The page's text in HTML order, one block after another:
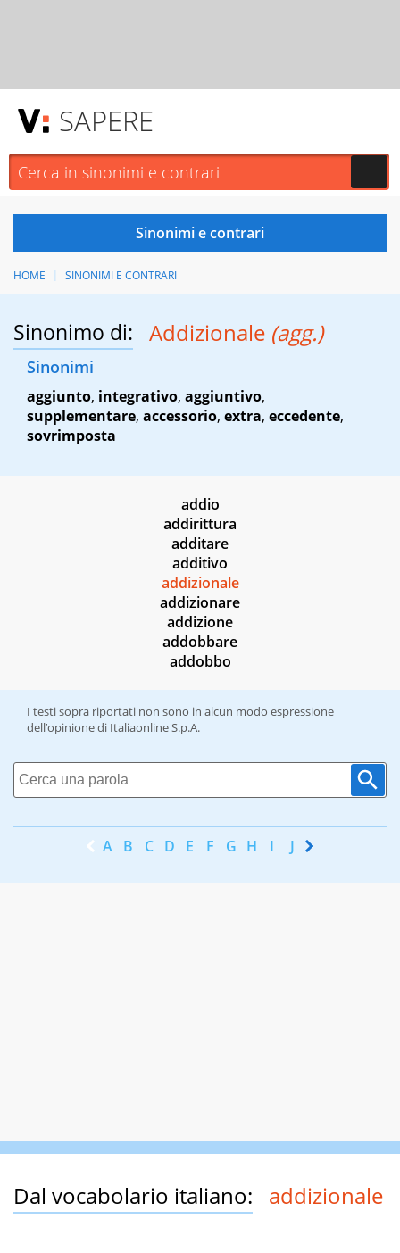
SAPERE
HOME SINONIMI E CONTRARI
Sinonimo di: Addizionale (agg.)
Sinonimi
aggiunto, integrativo, aggiuntivo,
supplementare, accessorio, extra, eccedente,
sovrimposta
addio
addirittura
additare
additivo
addizionale
addizionare
addizione
addobbare
addobbo
I testi sopra riportati non sono in alcun modo espressione
dell’opinione di Italiaonline S.p.A.
A B C D E F G H I J K
Dal vocabolario italiano: addizionale